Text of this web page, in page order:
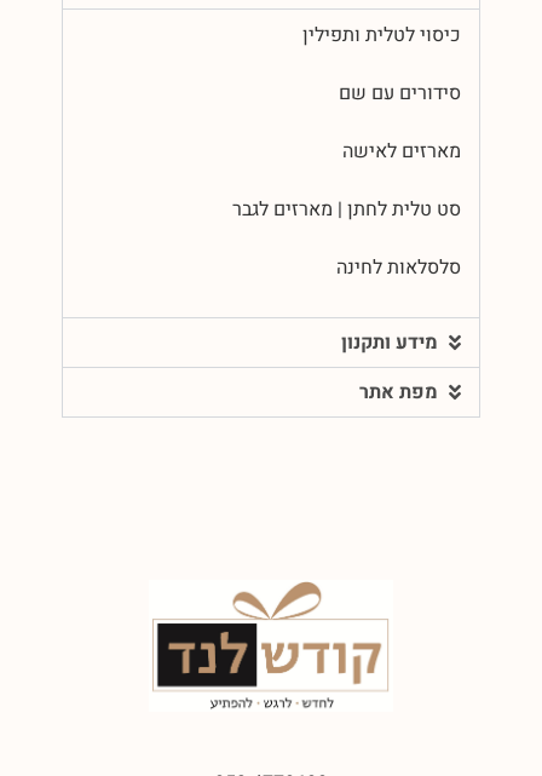
כיסוי לטלית ותפילין
סידורים עם שם
מארזים לאישה
סט טלית לחתן | מארזים לגבר
סלסלאות לחינה
מידע ותקנון
מפת אתר